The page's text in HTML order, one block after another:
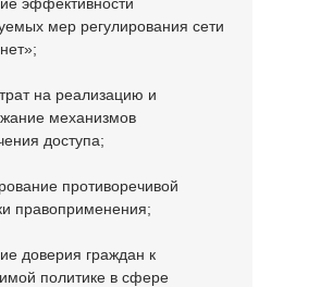
мер регулирования сети
на реализацию и
механизмов
доступа;
противоречивой
правоприменения;
доверия граждан к
политике в сфере